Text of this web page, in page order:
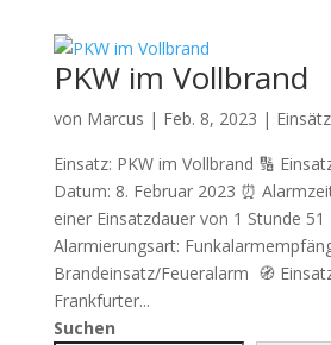
PKW im Vollbrand
von Marcus | Feb. 8, 2023 |
Einsatz: PKW im Vollbrand 🔢
Datum: 8. Februar 2023 ⏰
einer Einsatzdauer von 1 Stunde
Alarmierungsart:
Brandeinsatz/Feueralarm 🧭
Frankfurter...
Suchen